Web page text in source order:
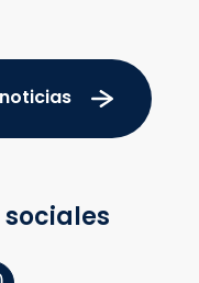
sociales